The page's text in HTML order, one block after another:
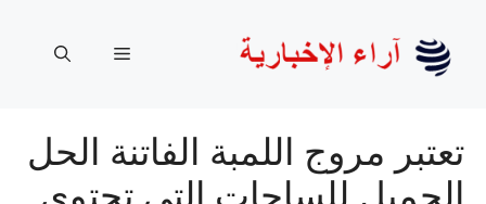
المحتوى
القائمة
تعتبر مروج اللمبة الفاتنة الحل
الجميل للساحات التي تحتوي